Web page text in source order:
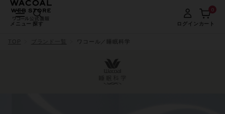
メニュー 探す ログイン カート
0
TOP ワコール／睡眠科学